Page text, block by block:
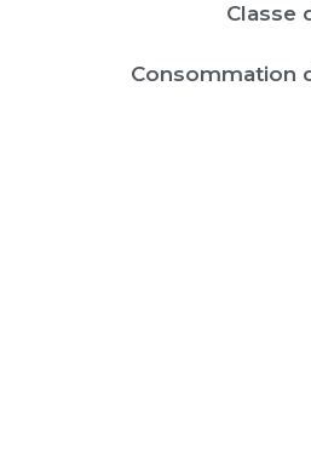
Classe
Consommation